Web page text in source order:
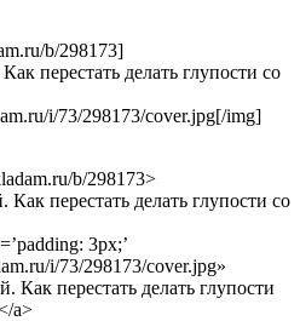
b/298173]
перестать делать глупости со
i/73/298173/cover.jpg[/img]
b/298173>
перестать делать глупости со
3px;’
i/73/298173/cover.jpg»
Как перестать делать глупости
a>